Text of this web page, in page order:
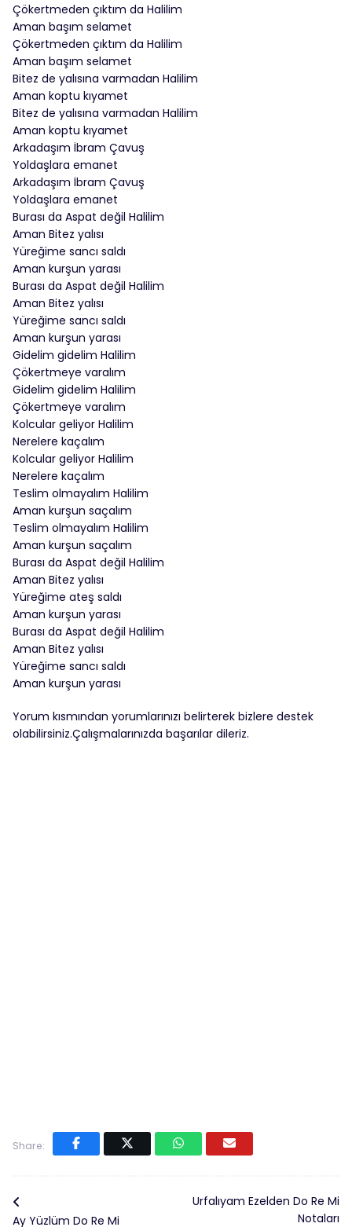
Çökertmeden çıktım da Halilim
Aman başım selamet
Çökertmeden çıktım da Halilim
Aman başım selamet
Bitez de yalısına varmadan Halilim
Aman koptu kıyamet
Bitez de yalısına varmadan Halilim
Aman koptu kıyamet
Arkadaşım İbram Çavuş
Yoldaşlara emanet
Arkadaşım İbram Çavuş
Yoldaşlara emanet
Burası da Aspat değil Halilim
Aman Bitez yalısı
Yüreğime sancı saldı
Aman kurşun yarası
Burası da Aspat değil Halilim
Aman Bitez yalısı
Yüreğime sancı saldı
Aman kurşun yarası
Gidelim gidelim Halilim
Çökertmeye varalım
Gidelim gidelim Halilim
Çökertmeye varalım
Kolcular geliyor Halilim
Nerelere kaçalım
Kolcular geliyor Halilim
Nerelere kaçalım
Teslim olmayalım Halilim
Aman kurşun saçalım
Teslim olmayalım Halilim
Aman kurşun saçalım
Burası da Aspat değil Halilim
Aman Bitez yalısı
Yüreğime ateş saldı
Aman kurşun yarası
Burası da Aspat değil Halilim
Aman Bitez yalısı
Yüreğime sancı saldı
Aman kurşun yarası
Yorum kısmından yorumlarınızı belirterek bizlere destek
olabilirsiniz.Çalışmalarınızda başarılar dileriz.
Share:
Ay Yüzlüm Do Re Mi
Urfalıyam Ezelden Do Re Mi
Notaları